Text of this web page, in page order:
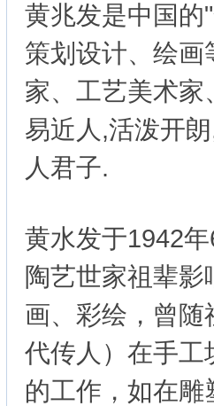
黄兆发是中国的
策划设计、绘
家、工艺美术
易近人,活泼开
人君子.
黄水发于1942
陶艺世家祖辈
画、彩绘，曾
代传人）在手工
的工作，如在